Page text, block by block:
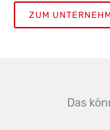
ZUM
Das